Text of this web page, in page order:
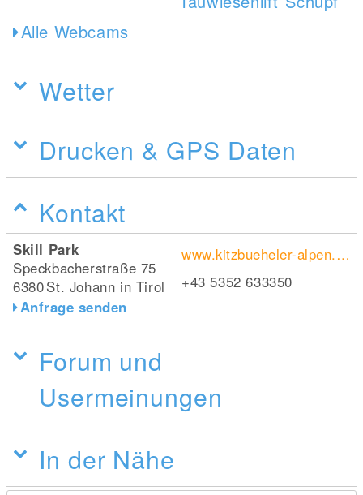
Alle Webcams
Wetter
Drucken & GPS Daten
Kontakt
Skill Park
Speckbacherstraße 75
6380St. Johann in Tirol
Anfrage senden
www.kitzbueheler-alpen.com/de/st-johann-in-tirol/info/skill-park.html
+43 5352 633350
Forum und
Usermeinungen
In der Nähe